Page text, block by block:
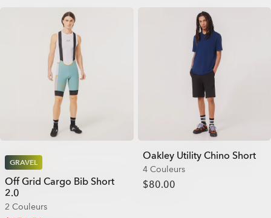
GRAVEL
Off Grid Cargo Bib Short
2.0
2 Couleurs
Oakley Utility Chino Short
4 Couleurs
$80.00